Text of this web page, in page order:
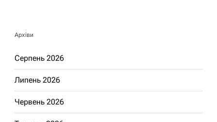
Архіви
Серпень 2026
Липень 2026
Червень 2026